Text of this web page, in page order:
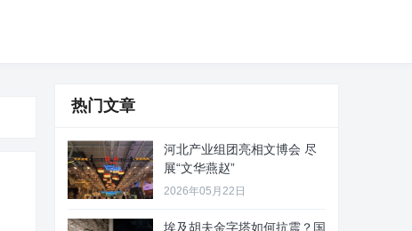
热门文章
河北产业组团亮相文博会 尽
展“文华燕赵”
2026年05月22日
埃及胡夫金字塔如何抗震？国